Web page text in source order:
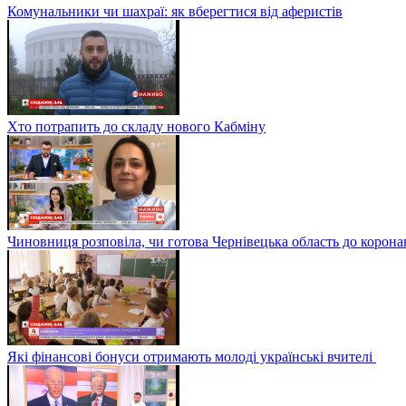
Комунальники чи шахраї: як вберегтися від аферистів
Хто потрапить до складу нового Кабміну
Чиновниця розповіла, чи готова Чернівецька область до
Які фінансові бонуси отримають молоді українські вчителі